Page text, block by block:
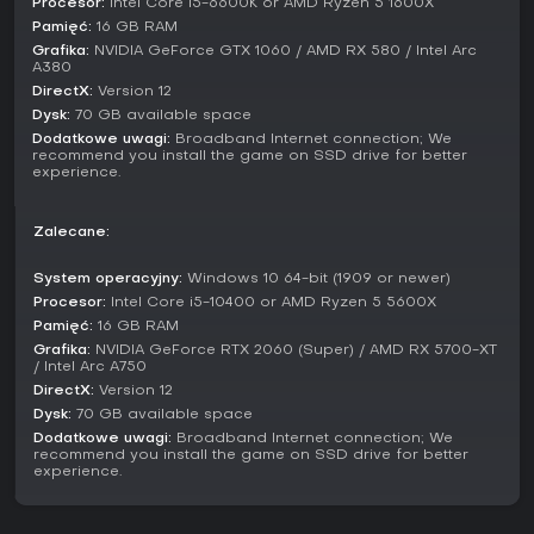
Inne warianty to Conquest z eliminacjami punktowymi, Doom
Match jako free-for-all deathmatch czy 18 vs. 18 Annihilation
na 120 punktów zabójstw w wielkich bitwach zespołowych.
Custom games służą do testów wszystkich trybów, a eventy
czasowe jak Marvel Zombies wnoszą PvE. Na początku 2026
jest 19 map od Yggsgard po Klyntar.
Aktualizacje i sezony
marcu 2026 wystartował Season 7 "The Hunt is On" z White
rozrosły roster do 48 grywalnych herosów, z tematami jak
Eternal Night Falls czy Hellfire Gala, wnosząc Fantastic Four
Patchy, jak aktualizacja z 5 marca 2026, poprawiają balans,
matchmaking i dodają funkcje, gwarantując ciągłe
kosmetyki za grę, podtrzymując zaangażowanie w tym free-
to-play multiplayerze.
Czy warto grać?
Procesor: Intel Core i5-6600K or AMD Ryzen 5 1600X
Pamięć: 16 GB RAM
Grafika: NVIDIA GeForce GTX 1060 / AMD RX 580 / Intel Arc
A380
DirectX: Version 12
Dysk: 70 GB available space
Dodatkowe uwagi: Broadband Internet connection; We
recommend you install the game on SSD drive for better
experience.
Zalecane:
System operacyjny: Windows 10 64-bit (1909 or newer)
Procesor: Intel Core i5-10400 or AMD Ryzen 5 5600X
Pamięć: 16 GB RAM
Grafika: NVIDIA GeForce RTX 2060 (Super) / AMD RX 5700-XT
/ Intel Arc A750
DirectX: Version 12
Dysk: 70 GB available space
Dodatkowe uwagi: Broadband Internet connection; We
recommend you install the game on SSD drive for better
experience.